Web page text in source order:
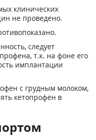
клинических
не проведено.
следует
т.к. на фоне его
имплантации
с грудным молоком,
кетопрофен в